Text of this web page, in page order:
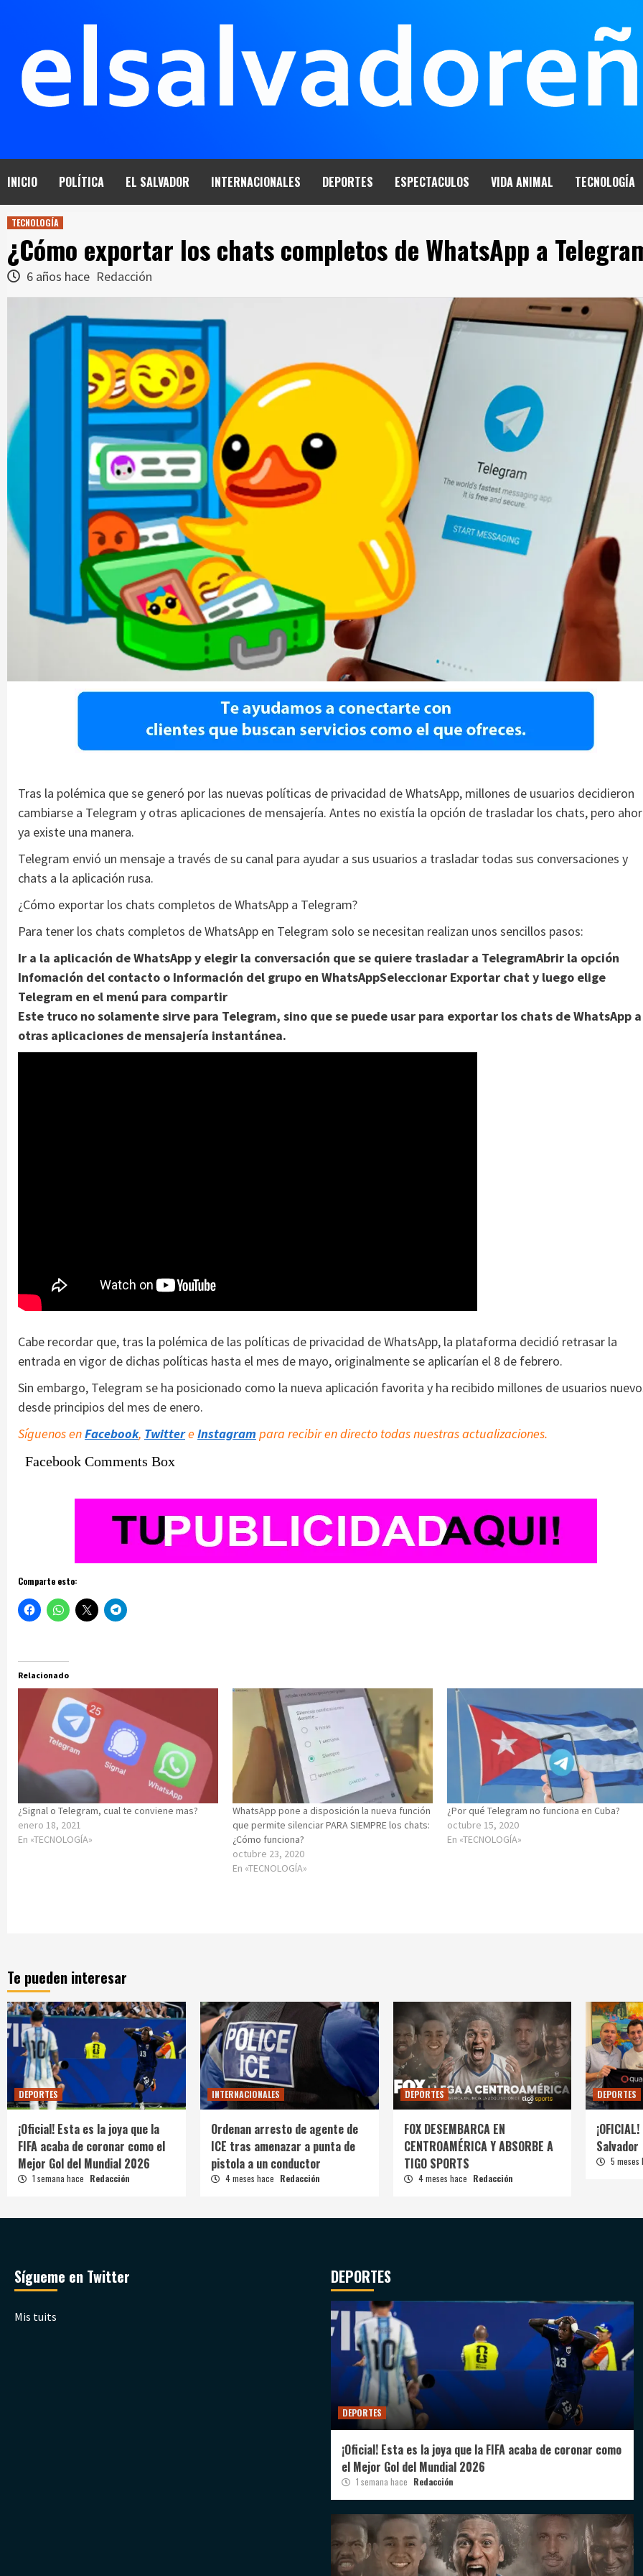
INICIO POLÍTICA EL SALVADOR INTERNACIONALES DEPORTES ESPECTACULOS VIDA ANIMAL TECNOLOGÍA
TECNOLOGÍA
¿Cómo exportar los chats completos de WhatsApp a
6 años hace Redacción
Tras la polémica que se generó por las nuevas políticas de privacidad de WhatsApp, millones de usuarios decidieron
cambiarse a Telegram y otras aplicaciones de mensajería. Antes no existía la opción de trasladar los chats, pero
ya existe una manera.
Telegram envió un mensaje a través de su canal para ayudar a sus usuarios a trasladar todas sus conversaciones y
chats a la aplicación rusa.
¿Cómo exportar los chats completos de WhatsApp a Telegram?
Para tener los chats completos de WhatsApp en Telegram solo se necesitan realizan unos sencillos pasos:
Ir a la aplicación de WhatsApp y elegir la conversación que se quiere trasladar a TelegramAbrir la opción
Infomación del contacto o Información del grupo en WhatsAppSeleccionar Exportar chat y luego elige
Telegram en el menú para compartir
Este truco no solamente sirve para Telegram, sino que se puede usar para exportar los chats de WhatsApp a
otras aplicaciones de mensajería instantánea.
Cabe recordar que, tras la polémica de las políticas de privacidad de WhatsApp, la plataforma decidió retrasar la
entrada en vigor de dichas políticas hasta el mes de mayo, originalmente se aplicarían el 8 de febrero.
Sin embargo, Telegram se ha posicionado como la nueva aplicación favorita y ha recibido millones de usuarios
desde principios del mes de enero.
Síguenos enFacebook, Twittere Instagram para recibir en directo todas nuestras actualizaciones.
Facebook Comments Box
Comparte esto:
Relacionado
¿Signal o Telegram, cual te conviene mas?
enero 18, 2021
En «TECNOLOGÍA»
WhatsApp pone a disposición la nueva función
que permite silenciar PARA SIEMPRE los chats:
¿Cómo funciona?
octubre 23, 2020
En «TECNOLOGÍA»
¿Por qué Telegram no funciona en Cuba?
octubre 15, 2020
En «TECNOLOGÍA»
Te pueden interesar
DEPORTES
¡Oficial! Esta es la joya que la
FIFA acaba de coronar como el
Mejor Gol del Mundial 2026
1 semana hace Redacción
INTERNACIONALES
Ordenan arresto de agente de
ICE tras amenazar a punta de
pistola a un conductor
4 meses hace Redacción
DEPORTES
FOX DESEMBARCA EN
CENTROAMÉRICA Y ABSORBE A
TIGO SPORTS
4 meses hace Redacción
DEPORTES
Salvador
5
Sígueme en Twitter
Mis tuits
DEPORTES
DEPORTES
¡Oficial! Esta es la joya que la FIFA acaba de coronar como
el Mejor Gol del Mundial 2026
1 semana hace Redacción